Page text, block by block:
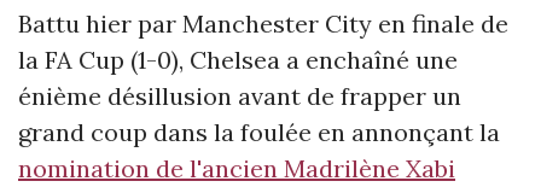
Battu hier par Manchester City en finale de
la FA Cup (1-0), Chelsea a enchaîné une
énième désillusion avant de frapper un
grand coup dans la foulée en annonçant la
nomination de l'ancien Madrilène Xabi